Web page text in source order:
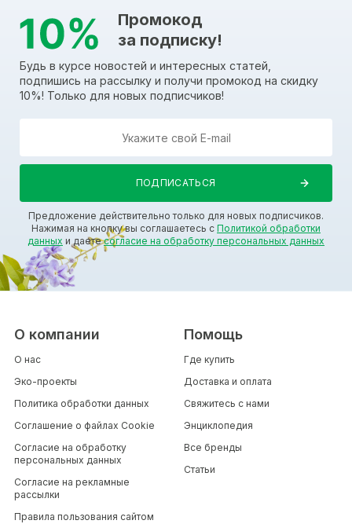
Промокод
за подписку!
Будь в курсе новостей и интересных статей,
подпишись на рассылку и получи промокод на скидку
10%! Только для новых подписчиков!
Предложение действительно только для новых подписчиков.
Нажимая на кнопку вы соглашаетесь с Политикой обработки
данных и даетесогласие на обработку персональных данных
О компании
О нас
Эко-проекты
Политика обработки данных
Соглашение о файлах Cookie
Согласие на обработку
персональных данных
Согласие на рекламные
рассылки
Правила пользования сайтом
Помощь
Где купить
Доставка и оплата
Свяжитесь с нами
Энциклопедия
Все бренды
Статьи